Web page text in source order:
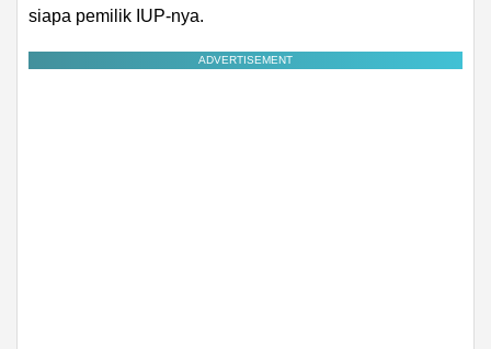
siapa pemilik IUP-nya.
ADVERTISEMENT